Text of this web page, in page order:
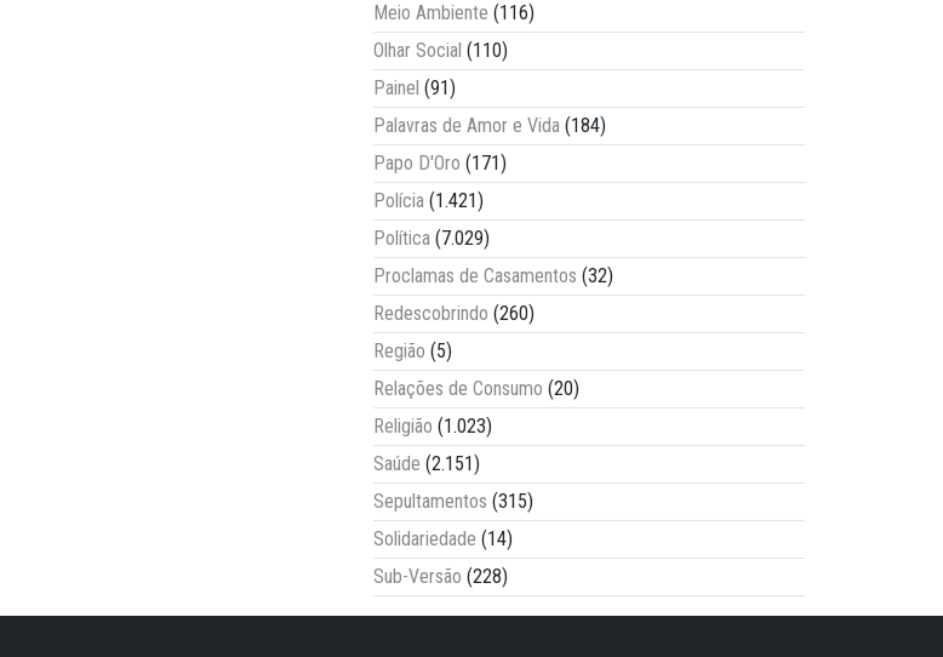
Meio Ambiente (116)
Olhar Social (110)
Painel (91)
Palavras de Amor e Vida (184)
Papo D'Oro (171)
Polícia (1.421)
Política (7.029)
Proclamas de Casamentos (32)
Redescobrindo (260)
Região (5)
Relações de Consumo (20)
Religião (1.023)
Saúde (2.151)
Sepultamentos (315)
Solidariedade (14)
Sub-Versão (228)